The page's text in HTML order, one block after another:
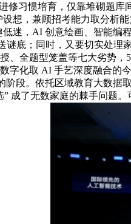
修习惯培育，仅靠堆砌题
想，兼顾招考能力取分析
迷，AI 创意绘画、智能
谜底；同时，又要切实处
、全题型笼盖等七大劣势
字化取 AI 手艺深度融合的
阶段。依托区域教育大数
成了无数家庭的棘手问题